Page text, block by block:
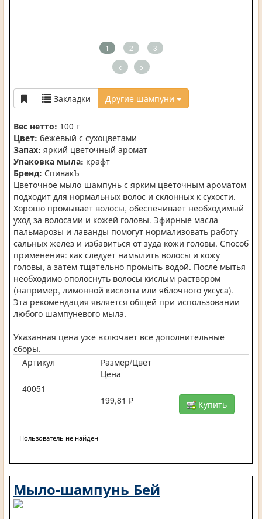
1 2 3
< >
Закладки Другие шампуни
Вес нетто: 100 г
Цвет: бежевый с сухоцветами
Запах: яркий цветочный аромат
Упаковка мыла: крафт
Бренд: СпивакЪ
Цветочное мыло-шампунь с ярким цветочным ароматом
подходит для нормальных волос и склонных к сухости.
Хорошо промывает волосы, обеспечивает необходимый
уход за волосами и кожей головы. Эфирные масла
пальмарозы и лаванды помогут нормализовать работу
сальных желез и избавиться от зуда кожи головы. Способ
применения: как следует намылить волосы и кожу
головы, а затем тщательно промыть водой. После мытья
необходимо ополоснуть волосы кислым раствором
(например, лимонной кислоты или яблочного уксуса).
Эта рекомендация является общей при использовании
любого шампуневого мыла.
Указанная цена уже включает все дополнительные
сборы.
Артикул
Размер/Цвет
Цена
40051
-
199,81 ₽
Купить
Пользователь не найден
Мыло-шампунь Бей